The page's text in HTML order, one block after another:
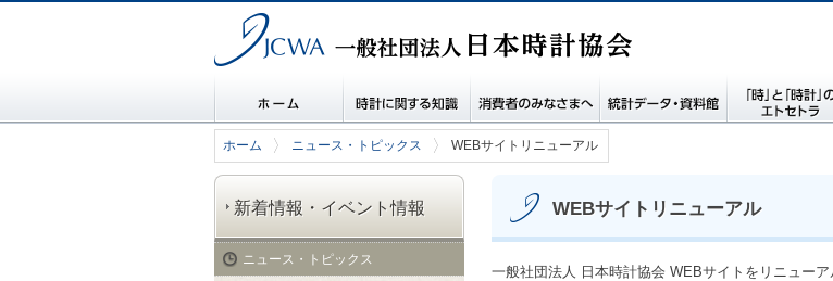
一般社団法人 日本時計協会
ホーム 時計に関する知識 消費者の皆さまへ 統計データ・資料館
ホーム ニュース・トピックス WEBサイトリニューアル
WEBサイトリニューアル
一般社団法人 日本時計協会 WEBサイトをリニューア
新着情報・イベント情報
ニュース・トピックス